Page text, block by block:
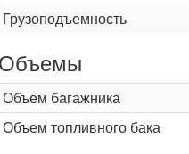
Грузоподъемность
Объемы
Объем багажника
Объем топливного бака